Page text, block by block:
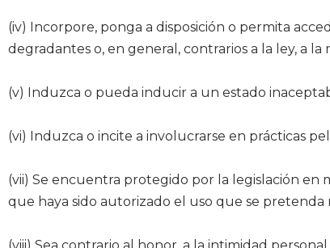
(iv) Incorpore, ponga a disposición o permita
degradantes o, en general, contrarios a la ley, a
(v) Induzca o pueda inducir a un estado
(vi) Induzca o incite a involucrarse en prácticas
(vii) Se encuentra protegido por la legislación
que haya sido autorizado el uso que se pretenda